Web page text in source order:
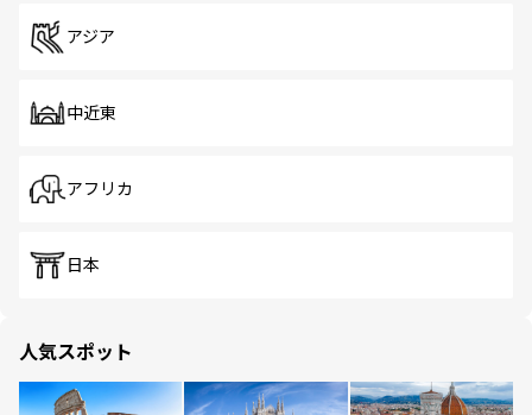
アジア
中近東
アフリカ
日本
人気スポット